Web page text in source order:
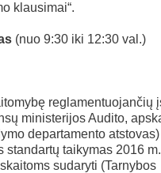
klausimai“.
(nuo 9:30 iki 12:30 val.)
reglamentuojančių
ministerijos Audito,
departamento atstovas)
standartų taikymas 2016 m.
sudaryti (Tarnybos